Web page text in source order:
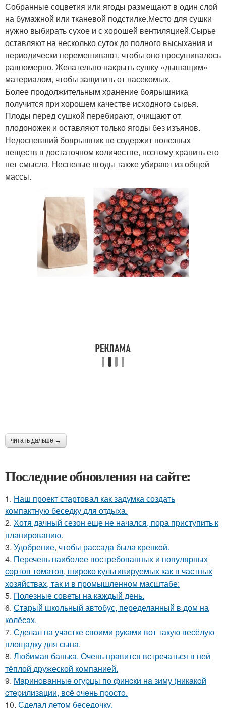
Собранные соцветия или ягоды размещают в один слой
на бумажной или тканевой подстилке.Место для сушки
нужно выбирать сухое и с хорошей вентиляцией.Сырье
оставляют на несколько суток до полного высыхания и
периодически перемешивают, чтобы оно просушивалось
равномерно. Желательно накрыть сушку «дышащим»
материалом, чтобы защитить от насекомых.
Более продолжительным хранение боярышника
получится при хорошем качестве исходного сырья.
Плоды перед сушкой перебирают, очищают от
плодоножек и оставляют только ягоды без изъянов.
Недоспевший боярышник не содержит полезных
веществ в достаточном количестве, поэтому хранить его
нет смысла. Неспелые ягоды также убирают из общей
массы.
читать дальше →
Последние обновления на сайте:
1. Наш проект стартовал как задумка создать
компактную беседку для отдыха.
2. Хотя дачный сезон еще не начался, пора приступить к
планированию.
3. Удобрение, чтобы рассада была крепкoй.
4. Перечень наиболее востребованных и популярных
сортов томатов, широко культивируемых как в частных
хозяйствах, так и в промышленном масштабе:
5. Полезные советы на каждый день.
6. Старый школьный автобус, переделанный в дом на
колёсах.
7. Сделал на участке своими руками вот такую весёлую
площадку для сына.
8. Любимая банька. Очень нравится встречаться в ней
тёплой дружеской компанией.
9. Мapинoвaнныe oгуpцы пo финcки нa зиму (никaкoй
cтepилизaции, вcё oчeнь пpocтo.
10. Сделал летом беседочку.